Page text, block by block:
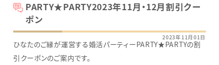
PARTY★PARTY2023年11月・12月割引クー
ポン
2023年11月01日
ひなたのご縁が運営する婚活パーティーPARTY★PARTYの割
引クーポンのご案内です。